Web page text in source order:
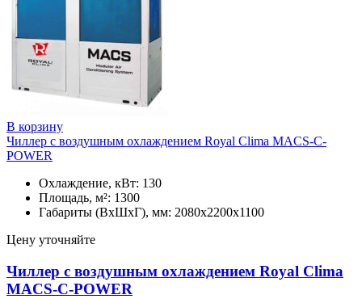
В корзину
Чиллер с воздушным охлаждением Royal Clima MACS-C-
POWER
Охлаждение, кВт: 130
Площадь, м²: 1300
Габариты (ВxШxГ), мм: 2080x2200x1100
Цену уточняйте
Чиллер с воздушным охлаждением Royal Clima
MACS-C-POWER